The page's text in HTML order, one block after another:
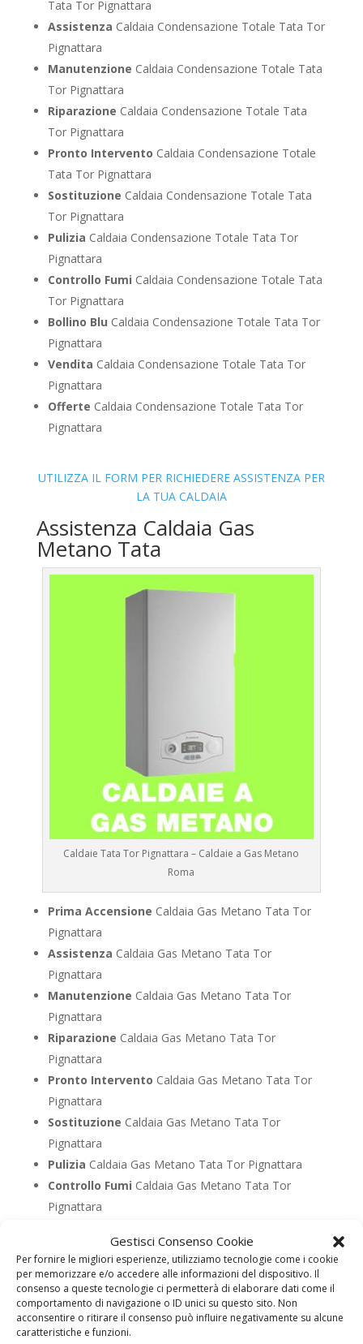
Gestisci Consenso Cookie
Per fornire le migliori esperienze, utilizziamo tecnologie come i cookie
per memorizzare e/o accedere alle informazioni del dispositivo. Il
consenso a queste tecnologie ci permetterà di elaborare dati come il
comportamento di navigazione o ID unici su questo sito. Non
acconsentire o ritirare il consenso può influire negativamente su alcune
caratteristiche e funzioni.
Tata Tor Pignattara
Assistenza Caldaia Condensazione Totale Tata Tor
Pignattara
Manutenzione Caldaia Condensazione Totale Tata
Tor Pignattara
Riparazione Caldaia Condensazione Totale Tata
Tor Pignattara
Pronto Intervento Caldaia Condensazione Totale
Tata Tor Pignattara
Sostituzione Caldaia Condensazione Totale Tata
Tor Pignattara
Pulizia Caldaia Condensazione Totale Tata Tor
Pignattara
Controllo Fumi Caldaia Condensazione Totale Tata
Tor Pignattara
Bollino Blu Caldaia Condensazione Totale Tata Tor
Pignattara
Vendita Caldaia Condensazione Totale Tata Tor
Pignattara
Offerte Caldaia Condensazione Totale Tata Tor
Pignattara
UTILIZZA IL FORM PER RICHIEDERE ASSISTENZA PER
LA TUA CALDAIA
Assistenza Caldaia Gas
Metano Tata
Caldaie Tata Tor Pignattara – Caldaie a Gas Metano
Roma
Prima Accensione Caldaia Gas Metano Tata Tor
Pignattara
Assistenza Caldaia Gas Metano Tata Tor
Pignattara
Manutenzione Caldaia Gas Metano Tata Tor
Pignattara
Riparazione Caldaia Gas Metano Tata Tor
Pignattara
Pronto Intervento Caldaia Gas Metano Tata Tor
Pignattara
Sostituzione Caldaia Gas Metano Tata Tor
Pignattara
Pulizia Caldaia Gas Metano Tata Tor Pignattara
Controllo Fumi Caldaia Gas Metano Tata Tor
Pignattara
Caldaia Gas Metano Tata Tor Pignattara
OfferteCaldaia Gas Metano Tata Tor Pignattara
UTILIZZA IL FORM PER RICHIEDERE ASSISTENZA PER